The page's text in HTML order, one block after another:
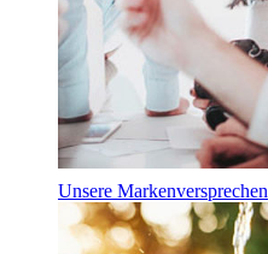
Unsere Markenversprechen